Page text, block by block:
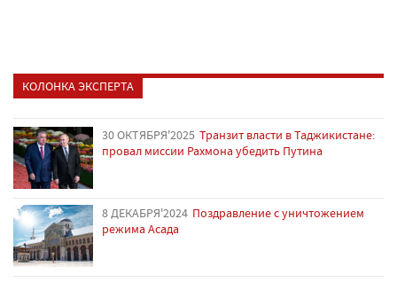
КОЛОНКА ЭКСПЕРТА
30 ОКТЯБРЯ'2025 Транзит власти в Таджикистане:
провал миссии Рахмона убедить Путина
8 ДЕКАБРЯ'2024 Поздравление с уничтожением
режима Асада